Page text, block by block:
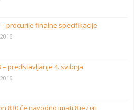
– procurile finalne specifikacije
– predstavljanje 4. svibnja
830 će navodno imati 8 jezgri